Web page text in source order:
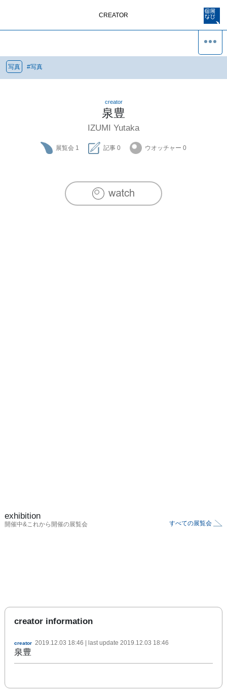
CREATOR
写真 #写真
creator
泉豊
IZUMI Yutaka
展覧会 1 記事 0 ウオッチャー 0
exhibition
開催中&これから開催の展覧会 すべての展覧会
creator information
creator 2019.12.03 18:46 | last update 2019.12.03 18:46
泉豊